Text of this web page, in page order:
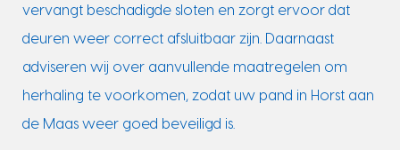
vervangt beschadigde sloten en zorgt ervoor dat
deuren weer correct afsluitbaar zijn. Daarnaast
adviseren wij over aanvullende maatregelen om
herhaling te voorkomen, zodat uw pand in Horst aan
de Maas weer goed beveiligd is.